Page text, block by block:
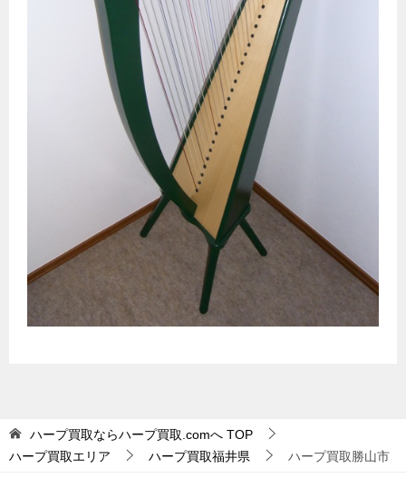
ハープ買取ならハープ買取.comへ TOP
ハープ買取エリア
ハープ買取福井県 ハープ買取勝山市